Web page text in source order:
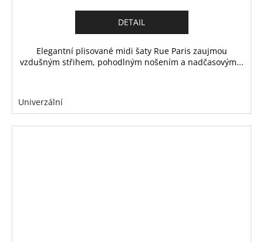
DETAIL
Elegantní plisované midi šaty Rue Paris zaujmou
vzdušným střihem, pohodlným nošením a nadčasovým...
Univerzální